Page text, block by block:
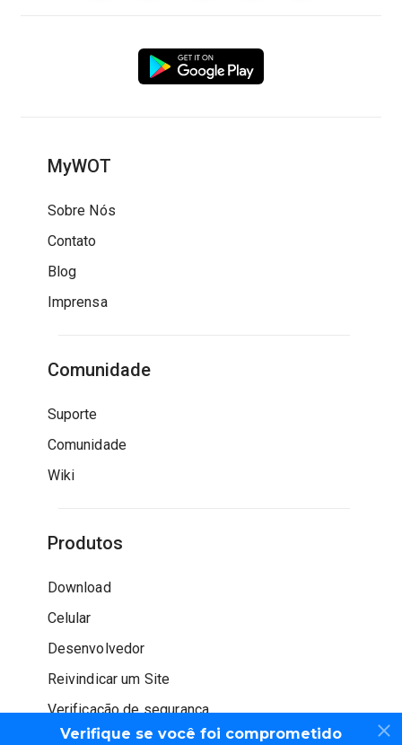
Verifique se você foi comprometido
MyWOT
Sobre Nós
Contato
Blog
Imprensa
Comunidade
Suporte
Comunidade
Wiki
Produtos
Download
Celular
Desenvolvedor
Reivindicar um Site
Verificação de segurança